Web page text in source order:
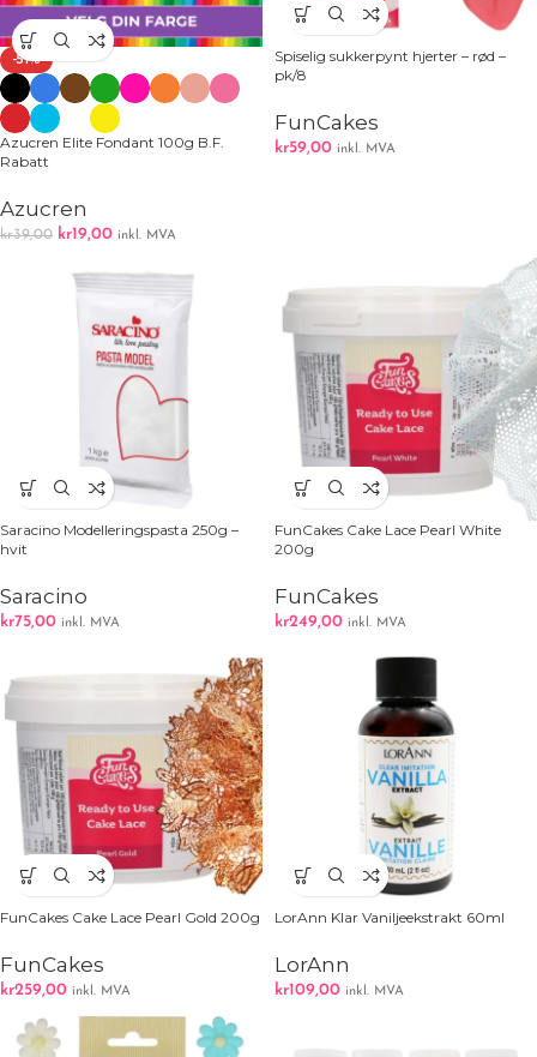
-51%
Azucren Elite Fondant 100g B.F.
Rabatt
Azucren
kr39,00 kr19,00 inkl. MVA
Spiselig sukkerpynt hjerter – rød –
pk/8
FunCakes
kr59,00 inkl. MVA
Saracino Modelleringspasta 250g –
hvit
Saracino
kr75,00 inkl. MVA
FunCakes Cake Lace Pearl White
200g
FunCakes
kr249,00 inkl. MVA
FunCakes Cake Lace Pearl Gold 200g
FunCakes
kr259,00 inkl. MVA
LorAnn Klar Vaniljeekstrakt 60ml
LorAnn
kr109,00 inkl. MVA